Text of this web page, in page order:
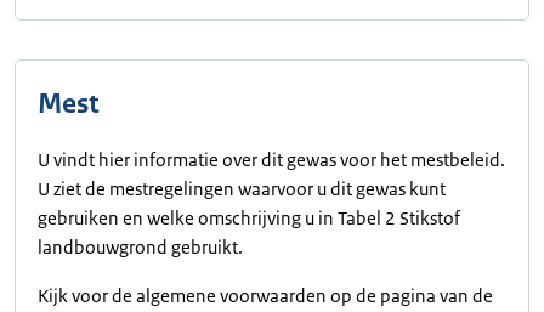
Mest
U vindt hier informatie over dit gewas voor het mestbeleid.
U ziet de mestregelingen waarvoor u dit gewas kunt
gebruiken en welke omschrijving u in Tabel 2 Stikstof
landbouwgrond gebruikt.
Kijk voor de algemene voorwaarden op de pagina van de